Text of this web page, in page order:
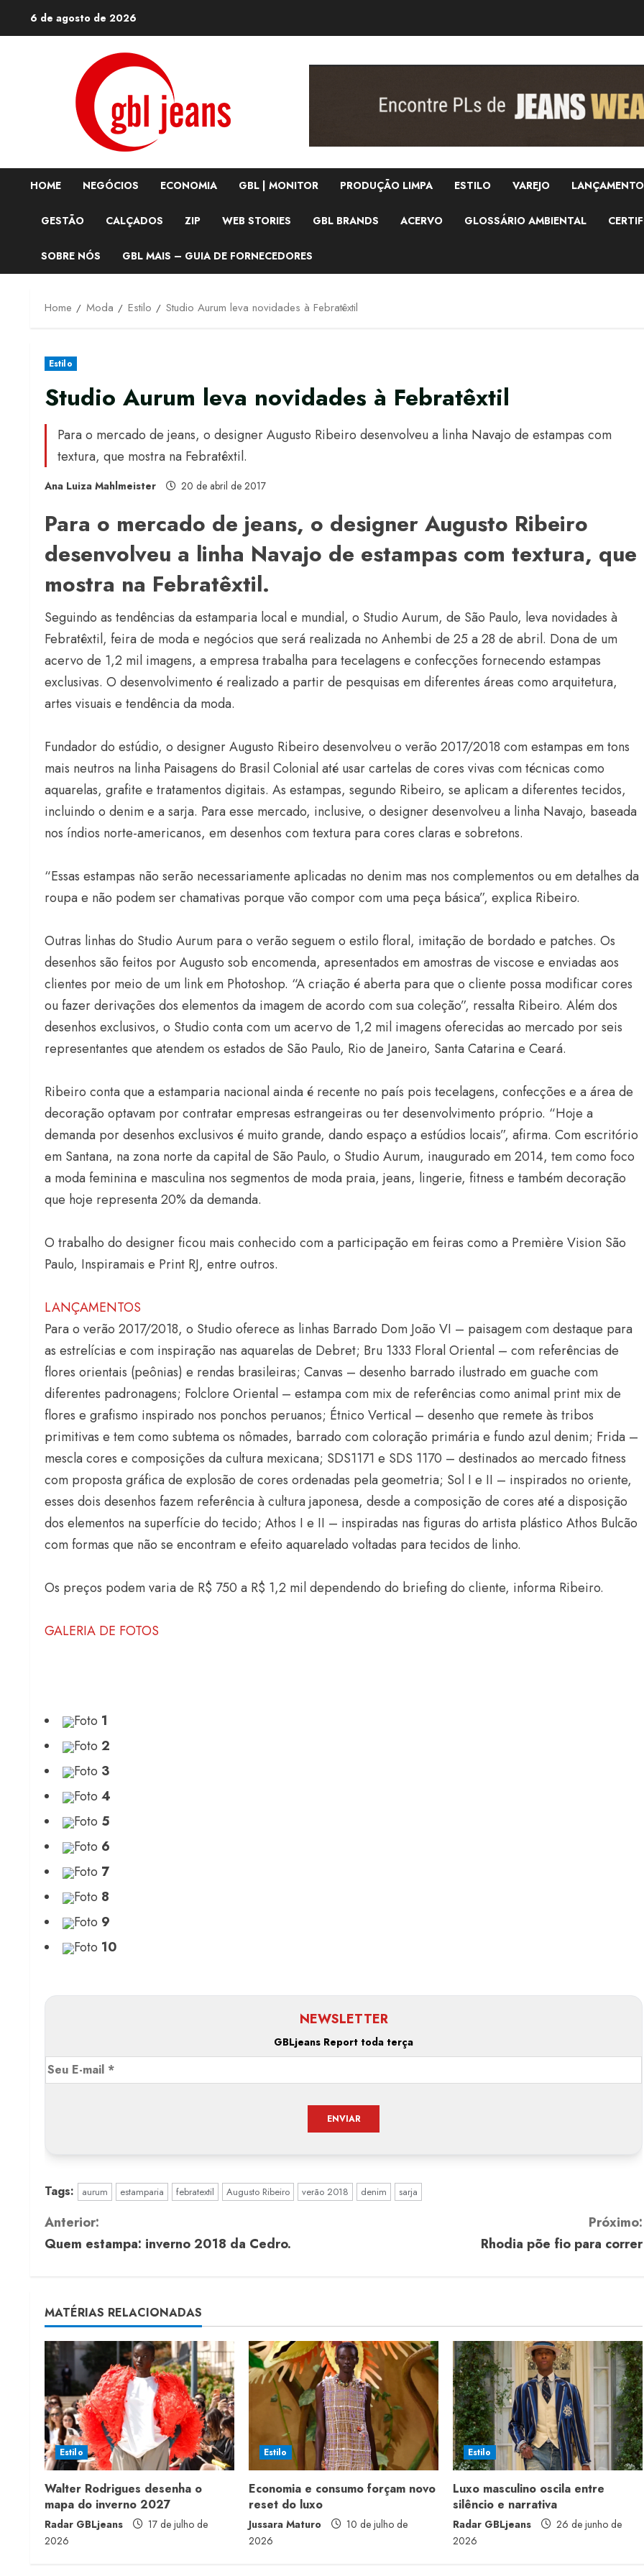
6 de agosto de 2026
HOME NEGÓCIOS ECONOMIA GBL | MONITOR PRODUÇÃO LIMPA ESTILO VAREJO
GESTÃO CALÇADOS ZIP WEB STORIES GBL BRANDS ACERVO GLOSSÁRIO AMBIENTAL
SOBRE NÓS GBL MAIS – GUIA DE FORNECEDORES
Home Moda Estilo Studio Aurum leva novidades à Febratêxtil
Estilo
Studio Aurum leva novidades à Febratêxtil
Para o mercado de jeans, o designer Augusto Ribeiro desenvolveu a linha Navajo de estampas com
textura, que mostra na Febratêxtil.
Ana Luiza Mahlmeister 20 de abril de 2017
Para o mercado de jeans, o designer Augusto Ribeiro
desenvolveu a linha Navajo de estampas com textura, que
mostra na Febratêxtil.
Seguindo as tendências da estamparia local e mundial, o Studio Aurum, de São Paulo, leva novidades à
Febratêxtil, feira de moda e negócios que será realizada no Anhembi de 25 a 28 de abril. Dona de um
acervo de 1,2 mil imagens, a empresa trabalha para tecelagens e confecções fornecendo estampas
exclusivas. O desenvolvimento é realizado a partir de pesquisas em diferentes áreas como arquitetura,
artes visuais e tendência da moda.
Fundador do estúdio, o designer Augusto Ribeiro desenvolveu o verão 2017/2018 com estampas em tons
mais neutros na linha Paisagens do Brasil Colonial até usar cartelas de cores vivas com técnicas como
aquarelas, grafite e tratamentos digitais. As estampas, segundo Ribeiro, se aplicam a diferentes tecidos,
incluindo o denim e a sarja. Para esse mercado, inclusive, o designer desenvolveu a linha Navajo, baseada
nos índios norte-americanos, em desenhos com textura para cores claras e sobretons.
“Essas estampas não serão necessariamente aplicadas no denim mas nos complementos ou em detalhes da
roupa e não podem ser chamativas porque vão compor com uma peça básica”, explica Ribeiro.
Outras linhas do Studio Aurum para o verão seguem o estilo floral, imitação de bordado e patches. Os
desenhos são feitos por Augusto sob encomenda, apresentados em amostras de viscose e enviadas aos
clientes por meio de um link em Photoshop. “A criação é aberta para que o cliente possa modificar cores
ou fazer derivações dos elementos da imagem de acordo com sua coleção”, ressalta Ribeiro. Além dos
desenhos exclusivos, o Studio conta com um acervo de 1,2 mil imagens oferecidas ao mercado por seis
representantes que atendem os estados de São Paulo, Rio de Janeiro, Santa Catarina e Ceará.
Ribeiro conta que a estamparia nacional ainda é recente no país pois tecelagens, confecções e a área de
decoração optavam por contratar empresas estrangeiras ou ter desenvolvimento próprio. “Hoje a
demanda por desenhos exclusivos é muito grande, dando espaço a estúdios locais”, afirma. Com escritório
em Santana, na zona norte da capital de São Paulo, o Studio Aurum, inaugurado em 2014, tem como foco
a moda feminina e masculina nos segmentos de moda praia, jeans, lingerie, fitness e também decoração
que hoje representa 20% da demanda.
O trabalho do designer ficou mais conhecido com a participação em feiras como a Première Vision São
Paulo, Inspiramais e Print RJ, entre outros.
LANÇAMENTOS
Para o verão 2017/2018, o Studio oferece as linhas Barrado Dom João VI – paisagem com destaque para
as estrelícias e com inspiração nas aquarelas de Debret; Bru 1333 Floral Oriental – com referências de
flores orientais (peônias) e rendas brasileiras; Canvas – desenho barrado ilustrado em guache com
diferentes padronagens; Folclore Oriental – estampa com mix de referências como animal print mix de
flores e grafismo inspirado nos ponchos peruanos; Étnico Vertical – desenho que remete às tribos
primitivas e tem como subtema os nômades, barrado com coloração primária e fundo azul denim; Frida –
mescla cores e composições da cultura mexicana; SDS1171 e SDS 1170 – destinados ao mercado fitness
com proposta gráfica de explosão de cores ordenadas pela geometria; Sol I e II – inspirados no oriente,
esses dois desenhos fazem referência à cultura japonesa, desde a composição de cores até a disposição
dos elementos na superfície do tecido; Athos I e II – inspiradas nas figuras do artista plástico Athos Bulcão
com formas que não se encontram e efeito aquarelado voltadas para tecidos de linho.
Os preços podem varia de R$ 750 a R$ 1,2 mil dependendo do briefing do cliente, informa Ribeiro.
GALERIA DE FOTOS
Foto 1
Foto 2
Foto 3
Foto 4
Foto 5
Foto 6
Foto 7
Foto 8
Foto 9
Foto 10
NEWSLETTER
GBLjeans Report toda terça
Tags: aurum estamparia febratextil Augusto Ribeiro verão 2018 denim sarja
C
o
t
i
n
u
e
R
e
a
Anterior:
Quem estampa: inverno 2018 da Cedro.
Próximo:
Rhodia põe fio para correr
MATÉRIAS RELACIONADAS
Estilo
Walter Rodrigues desenha o
mapa do inverno 2027
Radar GBLjeans
17 de julho de
2026
Estilo
Economia e consumo forçam novo
reset do luxo
Jussara Maturo
10 de julho de
2026
Estilo
Luxo masculino oscila entre
silêncio e narrativa
Radar GBLjeans
26 de junho de
2026
Estilo
Radiant Earth será a cor do
de 2028 da WGSN